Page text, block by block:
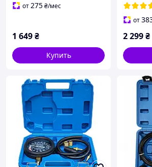
от275₴/мес
1 649₴
Купить
от
2 299₴